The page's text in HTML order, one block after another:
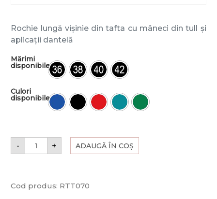
Rochie lungă vișinie din tafta cu mâneci din tull și
aplicații dantelă
Mărimi
disponibile
Culori
disponibile
- + ADAUGĂ ÎN COȘ
Cod produs: RTT070